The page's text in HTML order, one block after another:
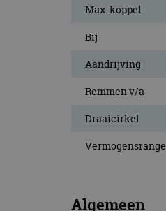
Max. koppel
Bij
Aandrijving
Remmen v/a
Draaicirkel
Vermogensrange
Algemeen